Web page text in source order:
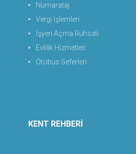
Numarataj
Vergi İşlemleri
İşyeri Açma Ruhsatı
Evlilik Hizmetleri
Otobüs Seferleri
KENT REHBERİ